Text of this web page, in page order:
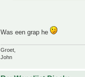
Was een grap he
Groet,
John